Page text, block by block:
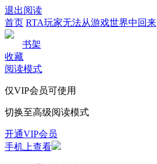
退出阅读
首页 RTA玩家无法从游戏世界中回来
书架
收藏
阅读模式
仅VIP会员可使用
切换至高级阅读模式
开通VIP会员
手机上查看